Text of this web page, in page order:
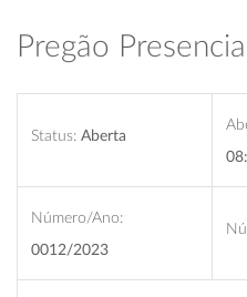
Pregão
Status: Aberta
Número/Ano:
0012/2023